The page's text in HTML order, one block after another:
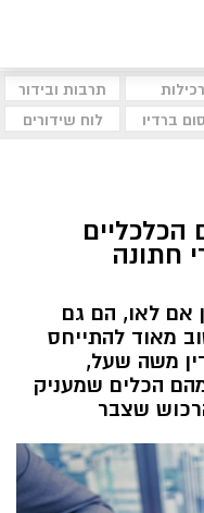
רכילות
תרבות ובידור
ברדיו לוח שידורים
הכלכליים
חתונה
אם לאו, הם גם
מאוד להתייחס
משה שעל,
הכלים שמעניק
שצבר